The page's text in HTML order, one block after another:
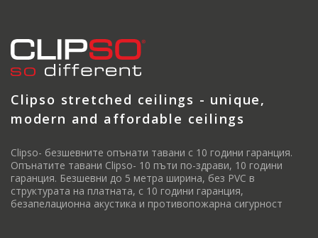
Clipso stretched ceilings - unique,
modern and affordable ceilings
Clipso- безшевните опънати тавани с 10 години гаранция.
Опънатите тавани Clipso- 10 пъти по-здрави, 10 години
гаранция. Безшевни до 5 метра ширина, без PVC в
структурата на платната, с 10 години гаранция,
безапелационна акустика и противопожарна сигурност